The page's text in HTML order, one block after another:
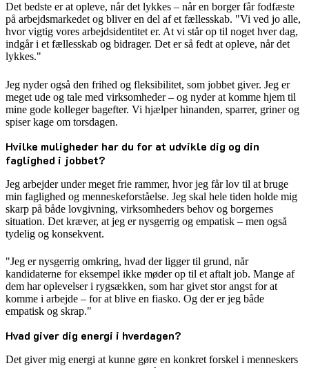
Det bedste er at opleve, når det lykkes – når en borger får fodfæste
på arbejdsmarkedet og bliver en del af et fællesskab. "Vi ved jo alle,
hvor vigtig vores arbejdsidentitet er. At vi står op til noget hver dag,
indgår i et fællesskab og bidrager. Det er så fedt at opleve, når det
lykkes."
Jeg nyder også den frihed og fleksibilitet, som jobbet giver. Jeg er
meget ude og tale med virksomheder – og nyder at komme hjem til
mine gode kolleger bagefter. Vi hjælper hinanden, sparrer, griner og
spiser kage om torsdagen.
Hvilke muligheder har du for at udvikle dig og din
faglighed i jobbet?
Jeg arbejder under meget frie rammer, hvor jeg får lov til at bruge
min faglighed og menneskeforståelse. Jeg skal hele tiden holde mig
skarp på både lovgivning, virksomheders behov og borgernes
situation. Det kræver, at jeg er nysgerrig og empatisk – men også
tydelig og konsekvent.
"Jeg er nysgerrig omkring, hvad der ligger til grund, når
kandidaterne for eksempel ikke møder op til et aftalt job. Mange af
dem har oplevelser i rygsækken, som har givet stor angst for at
komme i arbejde – for at blive en fiasko. Og der er jeg både
empatisk og skrap."
Hvad giver dig energi i hverdagen?
Det giver mig energi at kunne gøre en konkret forskel i menneskers